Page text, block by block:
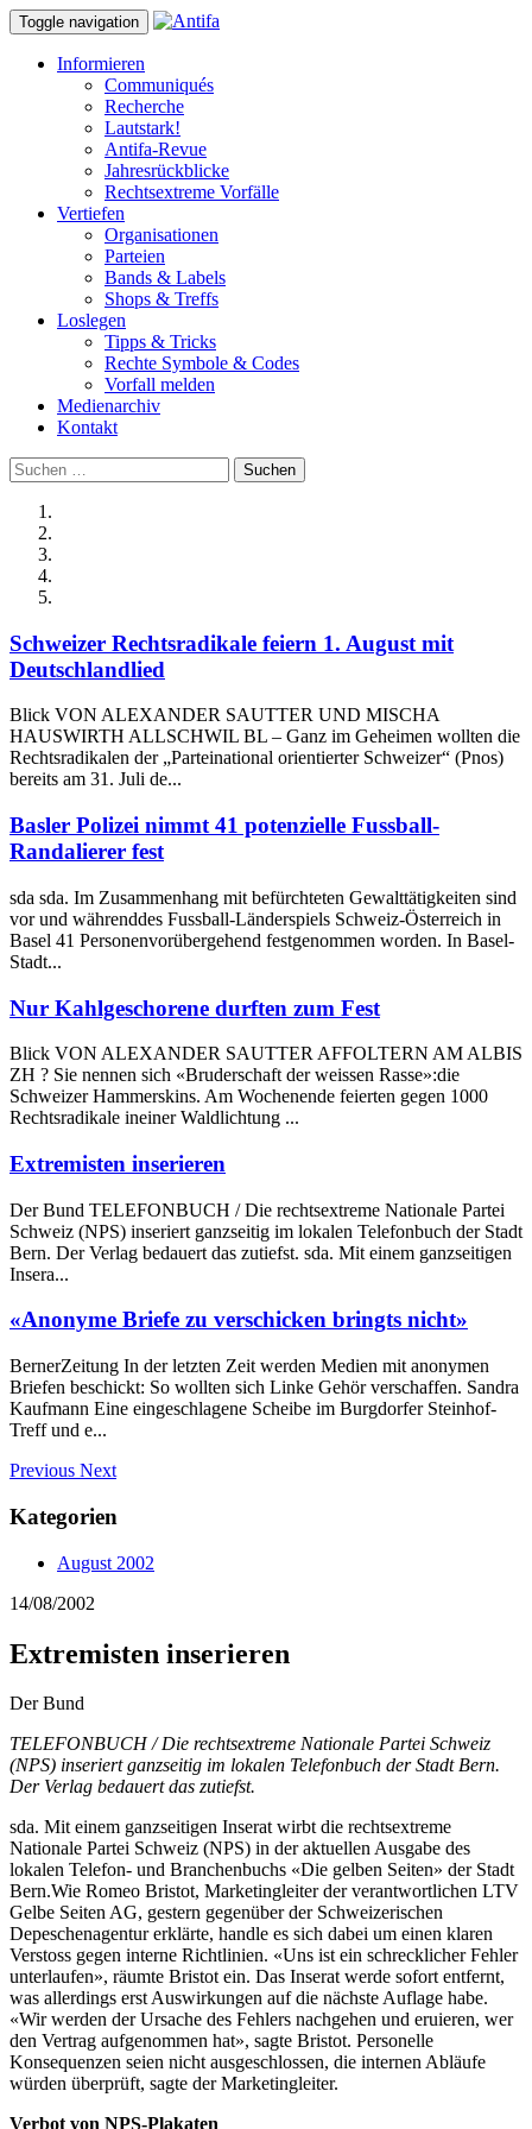
Toggle navigation
Informieren
Communiqués
Recherche
Lautstark!
Antifa-Revue
Jahresrückblicke
Rechtsextreme Vorfälle
Vertiefen
Organisationen
Parteien
Bands & Labels
Shops & Treffs
Loslegen
Tipps & Tricks
Rechte Symbole & Codes
Vorfall melden
Medienarchiv
Kontakt
Suchen
nach:
Schweizer Rechtsradikale feiern 1. August mit
Deutschlandlied
Blick VON ALEXANDER SAUTTER UND MISCHA
HAUSWIRTH ALLSCHWIL BL – Ganz im Geheimen wollten die
Rechtsradikalen der „Parteinational orientierter Schweizer“ (Pnos)
bereits am 31. Juli de...
Basler Polizei nimmt 41 potenzielle Fussball-
Randalierer fest
sda sda. Im Zusammenhang mit befürchteten Gewalttätigkeiten sind
vor und währenddes Fussball-Länderspiels Schweiz-Österreich in
Basel 41 Personenvorübergehend festgenommen worden. In Basel-
Stadt...
Nur Kahlgeschorene durften zum Fest
Blick VON ALEXANDER SAUTTER AFFOLTERN AM ALBIS
ZH ? Sie nennen sich «Bruderschaft der weissen Rasse»:die
Schweizer Hammerskins. Am Wochenende feierten gegen 1000
Rechtsradikale ineiner Waldlichtung ...
Extremisten inserieren
Der Bund TELEFONBUCH / Die rechtsextreme Nationale Partei
Schweiz (NPS) inseriert ganzseitig im lokalen Telefonbuch der Stadt
Bern. Der Verlag bedauert das zutiefst. sda. Mit einem ganzseitigen
Insera...
«Anonyme Briefe zu verschicken bringts nicht»
BernerZeitung In der letzten Zeit werden Medien mit anonymen
Briefen beschickt: So wollten sich Linke Gehör verschaffen. Sandra
Kaufmann Eine eingeschlagene Scheibe im Burgdorfer Steinhof-
Treff und e...
Previous Next
Kategorien
August 2002
14/08/2002
Extremisten inserieren
Der Bund
TELEFONBUCH / Die rechtsextreme Nationale Partei Schweiz
(NPS) inseriert ganzseitig im lokalen Telefonbuch der Stadt Bern.
Der Verlag bedauert das zutiefst.
sda. Mit einem ganzseitigen Inserat wirbt die rechtsextreme
Nationale Partei Schweiz (NPS) in der aktuellen Ausgabe des
lokalen Telefon- und Branchenbuchs «Die gelben Seiten» der Stadt
Bern.Wie Romeo Bristot, Marketingleiter der verantwortlichen LTV
Gelbe Seiten AG, gestern gegenüber der Schweizerischen
Depeschenagentur erklärte, handle es sich dabei um einen klaren
Verstoss gegen interne Richtlinien. «Uns ist ein schrecklicher Fehler
unterlaufen», räumte Bristot ein. Das Inserat werde sofort entfernt,
was allerdings erst Auswirkungen auf die nächste Auflage habe.
«Wir werden der Ursache des Fehlers nachgehen und eruieren, wer
den Vertrag aufgenommen hat», sagte Bristot. Personelle
Konsequenzen seien nicht ausgeschlossen, die internen Abläufe
würden überprüft, sagte der Marketingleiter.
Verbot von NPS-Plakaten